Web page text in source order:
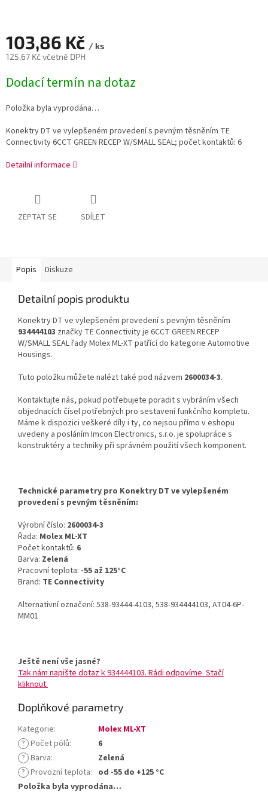
103,86 Kč / ks
125,67 Kč včetně DPH
cena:
Dodací termín na dotaz
Položka byla vyprodána…
Konektry DT ve vylepšeném provedení s pevným těsněním TE
Connectivity 6CCT GREEN RECEP W/SMALL SEAL; počet kontaktů: 6
Detailní informace
ZEPTAT SE SDÍLET
Popis Diskuze
Detailní popis produktu
Konektry DT ve vylepšeném provedení s pevným těsněním
934444103 značky TE Connectivity je 6CCT GREEN RECEP
W/SMALL SEAL řady Molex ML-XT patřící do kategorie Automotive
Housings.
Tuto položku můžete nalézt také pod názvem 2600034-3.
Kontaktujte nás, pokud potřebujete poradit s vybráním všech
objednacích čísel potřebných pro sestavení funkčního kompletu.
Máme k dispozici veškeré díly i ty, co nejsou přímo v eshopu
uvedeny a posláním Imcon Electronics, s.r.o. je spolupráce s
konstruktéry a techniky při správném použití všech komponent.
Technické parametry pro Konektry DT ve vylepšeném
provedení s pevným těsněním:
Výrobní číslo: 2600034-3
Řada: Molex ML-XT
Počet kontaktů: 6
Barva: Zelená
Pracovní teplota: -55 až 125°C
Brand: TE Connectivity
Alternativní označení: 538-93444-4103, 538-934444103, AT04-6P-
MM01
Ještě není vše jasné?
Tak nám napište dotaz k 934444103. Rádi odpovíme. Stačí
kliknout.
Doplňkové parametry
Kategorie:
Molex ML-XT
? Počet pólů:
6
? Barva:
Zelená
? Provozní teplota: od -55 do +125 °C
Položka byla vyprodána…